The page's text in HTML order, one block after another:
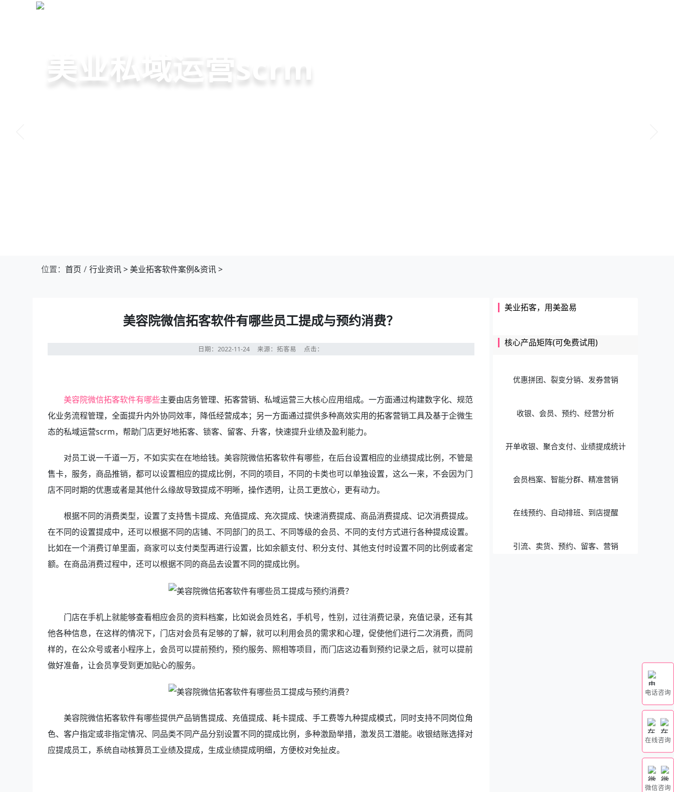
美业拓客，就用 美盈易
美容院拓客方案
美业私域运营scrm
位置： 首页 行业资讯>美业拓客软件案例&资讯>
美容院微信拓客软件有哪些员工提成与预约消费？
日期：2022-11-24来源：拓客易 点击：
美容院微信拓客软件有哪些主要由店务管理、拓客营销、私域运营三大核心应用组成。一方面通过构建数字化、规范
化业务流程管理，全面提升内外协同效率，降低经营成本；另一方面通过提供多种高效实用的拓客营销工具及基于企微生
态的私域运营scrm，帮助门店更好地拓客、锁客、留客、升客，快速提升业绩及盈利能力。
对员工说一千道一万，不如实实在在地给钱。美容院微信拓客软件有哪些，在后台设置相应的业绩提成比例，不管是
售卡，服务，商品推销，都可以设置相应的提成比例，不同的项目，不同的卡类也可以单独设置，这么一来，不会因为门
店不同时期的优惠或者是其他什么缘故导致提成不明晰，操作透明，让员工更放心，更有动力。
根据不同的消费类型，设置了支持售卡提成、充值提成、充次提成、快速消费提成、商品消费提成、记次消费提成。
在不同的设置提成中，还可以根据不同的店铺、不同部门的员工、不同等级的会员、不同的支付方式进行各种提成设置。
比如在一个消费订单里面，商家可以支付类型再进行设置，比如余额支付、积分支付、其他支付时设置不同的比例或者定
额。在商品消费过程中，还可以根据不同的商品去设置不同的提成比例。
门店在手机上就能够查看相应会员的资料档案，比如说会员姓名，手机号，性别，过往消费记录，充值记录，还有其
他各种信息，在这样的情况下，门店对会员有足够的了解，就可以利用会员的需求和心理，促使他们进行二次消费，而同
样的，在公众号或者小程序上，会员可以提前预约，预约服务、照相等项目，而门店这边看到预约记录之后，就可以提前
做好准备，让会员享受到更加贴心的服务。
美容院微信拓客软件有哪些提供产品销售提成、充值提成、耗卡提成、手工费等九种提成模式，同时支持不同岗位角
色、客户指定或非指定情况、同品类不同产品分别设置不同的提成比例，多种激励举措，激发员工潜能。收银结账选择对
应提成员工，系统自动核算员工业绩及提成，生成业绩提成明细，方便校对免扯皮。
美业拓客，用美盈易
核心产品矩阵(可免费试用)
优惠拼团、裂变分销、发券营销
收银、会员、预约、经营分析
开单收银、聚合支付、业绩提成统计
会员档案、智能分群、精准营销
在线预约、自动排班、到店提醒
引流、卖货、预约、留客、营销
电话咨询
在线咨询
微信咨询